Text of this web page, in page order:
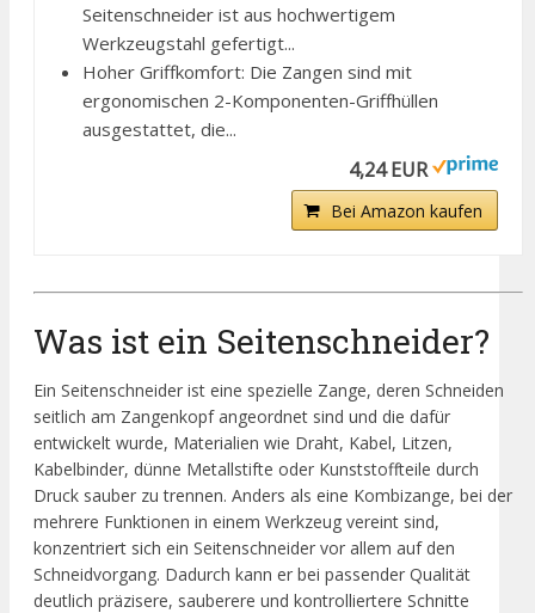
Seitenschneider ist aus hochwertigem
Werkzeugstahl gefertigt...
Hoher Griffkomfort: Die Zangen sind mit
ergonomischen 2-Komponenten-Griffhüllen
ausgestattet, die...
4,24 EUR
Bei Amazon kaufen
Was ist ein Seitenschneider?
Ein Seitenschneider ist eine spezielle Zange, deren Schneiden
seitlich am Zangenkopf angeordnet sind und die dafür
entwickelt wurde, Materialien wie Draht, Kabel, Litzen,
Kabelbinder, dünne Metallstifte oder Kunststoffteile durch
Druck sauber zu trennen. Anders als eine Kombizange, bei der
mehrere Funktionen in einem Werkzeug vereint sind,
konzentriert sich ein Seitenschneider vor allem auf den
Schneidvorgang. Dadurch kann er bei passender Qualität
deutlich präzisere, sauberere und kontrolliertere Schnitte